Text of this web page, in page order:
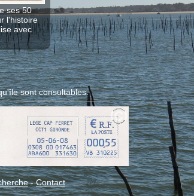
ses 50
l'histoire
avec
sont consultables.
-Contact